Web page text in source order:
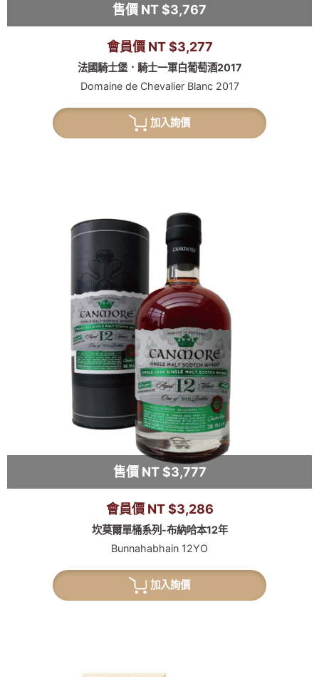
售價 NT $3,767
會員價 NT $3,277
法國騎士堡．騎士一軍白葡萄酒2017
Domaine de Chevalier Blanc 2017
加入詢價
售價 NT $3,777
會員價 NT $3,286
坎莫爾單桶系列-布納哈本12年
Bunnahabhain 12YO
加入詢價